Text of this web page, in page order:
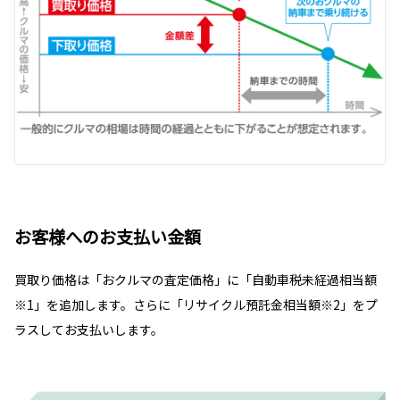
お客様へのお支払い金額
買取り価格は「おクルマの査定価格」に「自動車税未経過相当額
※1」を追加します。さらに「リサイクル預託金相当額※2」をプ
ラスしてお支払いします。